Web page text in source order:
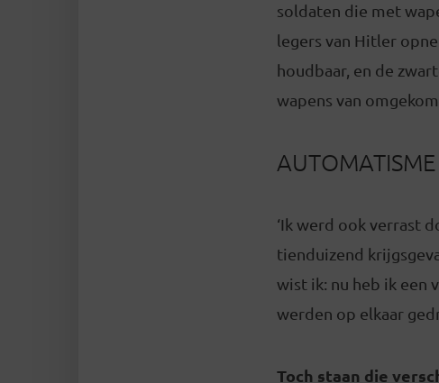
soldaten die met
legers van Hitler
houdbaar, en de
wapens van
AUTOMATISME
‘Ik werd ook verrast
tienduizend
wist ik: nu heb ik een
werden op elkaar
Toch staan die